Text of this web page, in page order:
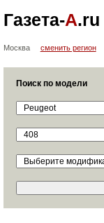
Газета-А.ru
Москва сменить регион
Поиск по модели